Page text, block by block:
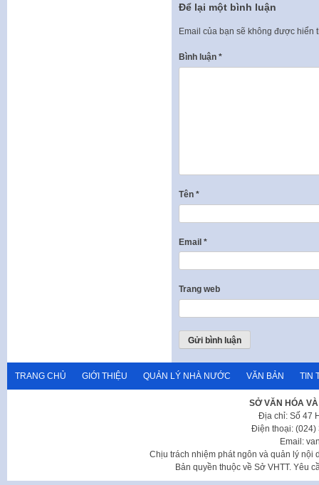
Để lại một bình luận
Email của bạn sẽ không được hiển
Bình luận *
Tên *
Email *
Trang web
TRANG CHỦ GIỚI THIỆU QUẢN LÝ NHÀ NƯỚC VĂN BẢN TIN
SỞ VĂN HÓA
Địa chỉ: Số 47
Điện thoại: (024)
Email:
Chịu trách nhiệm phát ngôn và quản lý nội
Bản quyền thuộc về Sở VHTT. Yêu